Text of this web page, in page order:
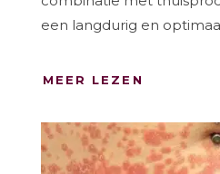
een langdurig en
MEER LEZEN